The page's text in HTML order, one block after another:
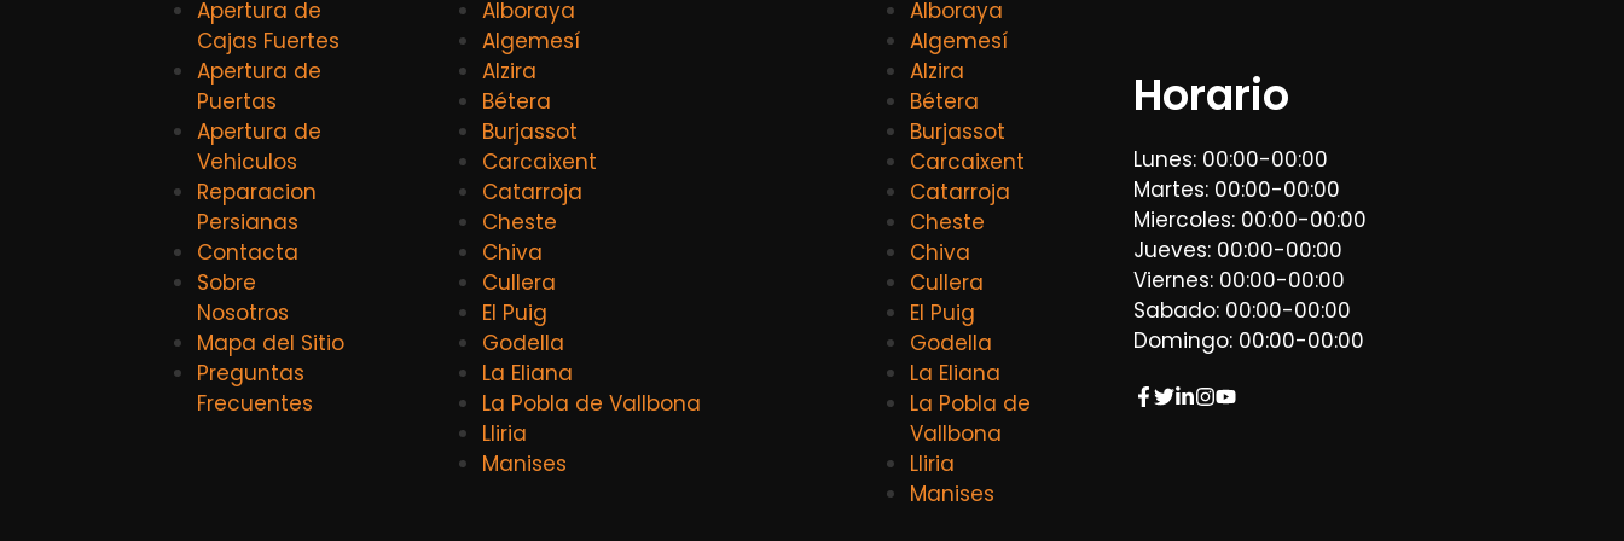
Apertura de
Cajas Fuertes
Apertura de
Puertas
Apertura de
Vehiculos
Reparacion
Persianas
Contacta
Sobre
Nosotros
Mapa del Sitio
Preguntas
Frecuentes
Alboraya
Algemesí
Alzira
Bétera
Burjassot
Carcaixent
Catarroja
Cheste
Chiva
Cullera
El Puig
Godella
La Eliana
La Pobla de Vallbona
Lliria
Manises
Alboraya
Algemesí
Alzira
Bétera
Burjassot
Carcaixent
Catarroja
Cheste
Chiva
Cullera
El Puig
Godella
La Eliana
La Pobla de
Vallbona
Lliria
Manises
Horario
Lunes: 00:00-00:00
Martes: 00:00-00:00
Miercoles: 00:00-00:00
Jueves: 00:00-00:00
Viernes: 00:00-00:00
Sabado: 00:00-00:00
Domingo: 00:00-00:00